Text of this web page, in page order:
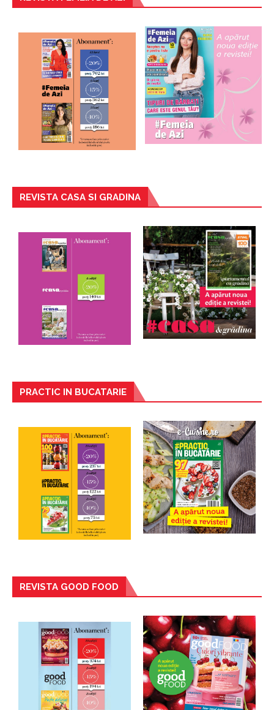
REVISTA CASA SI GRADINA
PRACTIC IN BUCATARIE
REVISTA GOOD FOOD